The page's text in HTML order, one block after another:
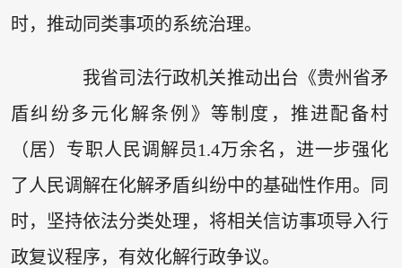
时，推动同类事项的系统治理。
我省司法行政机关推动出台《贵州省矛
盾纠纷多元化解条例》等制度，推进配备村
（居）专职人民调解员1.4万余名，进一步强化
了人民调解在化解矛盾纠纷中的基础性作用。同
时，坚持依法分类处理，将相关信访事项导入行
政复议程序，有效化解行政争议。